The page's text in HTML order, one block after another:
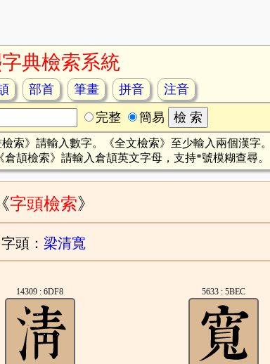
典檢索系統
部首 筆畫 拼音
注音
完整 簡易
索》請輸入數字。《全文檢索》至少輸入兩個漢字。
倉頡檢索》請輸入倉頡英文字母，支持*號模糊查尋。
《字頭檢索》
字頭： 梁清寬
14309 : 6DF8 5633 : 5BEC